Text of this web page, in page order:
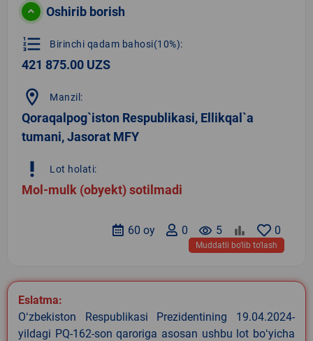
Oshirib borish
format_list_numbered Birinchi qadam bahosi(10%):
421 875.00 UZS
location_on Manzil:
Qoraqalpog`iston Respublikasi, Ellikqal`a
tumani, Jasorat MFY
priority_high Lot holati:
Mol-mulk (obyekt) sotilmadi
0
remove_red_eye 5
0
60 oy
Muddatli bo‘lib to‘lash
Eslatma:
Oʻzbekiston Respublikasi Prezidentining 19.04.2024-
yildagi PQ-162-son qaroriga asosan ushbu lot boʻyicha